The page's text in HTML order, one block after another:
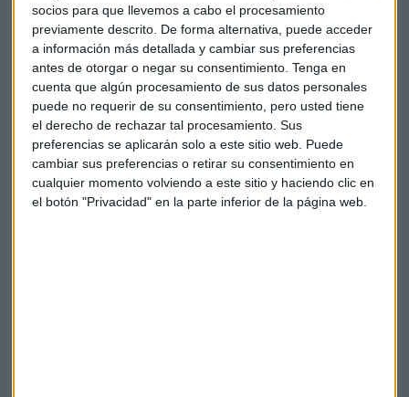
socios para que llevemos a cabo el procesamiento
previamente descrito. De forma alternativa, puede acceder
a información más detallada y cambiar sus preferencias
antes de otorgar o negar su consentimiento. Tenga en
cuenta que algún procesamiento de sus datos personales
puede no requerir de su consentimiento, pero usted tiene
el derecho de rechazar tal procesamiento. Sus
preferencias se aplicarán solo a este sitio web. Puede
cambiar sus preferencias o retirar su consentimiento en
cualquier momento volviendo a este sitio y haciendo clic en
el botón "Privacidad" en la parte inferior de la página web.
Entre los motivos que podría explicar la pausa del equipo de
Powell, el hecho de que no se haya trasladado a la
economía todo el efecto de las medidas del banco central de
EEUU. "Losefectos completos de nuestro
endurecimiento aún no se han sentido", según el
presidente del FOMC.